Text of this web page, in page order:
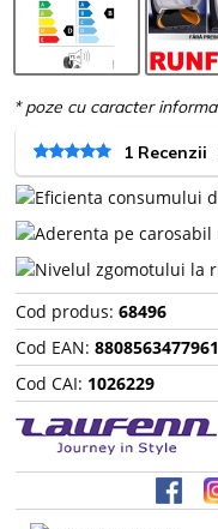
1 Recenzii
Cod produs: 68496
Cod EAN: 8808563477961
Cod CAI: 1026229